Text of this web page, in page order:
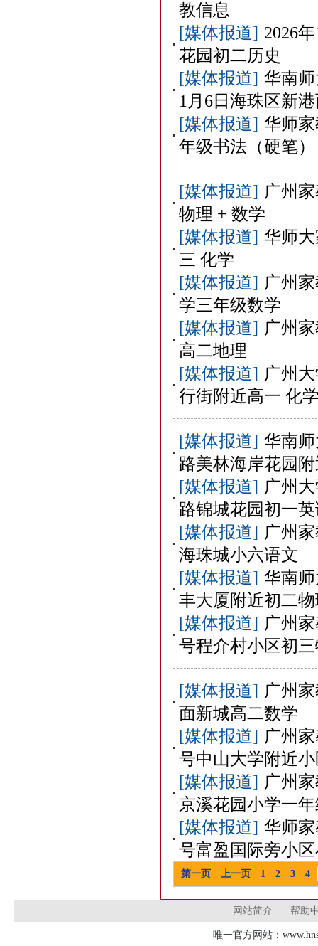
教信息
[媒体报道] 2026
花园初二历史
[媒体报道] 华南
1月6日海珠区新
[媒体报道] 华师
年级书法（硬笔）
[媒体报道] 广州
物理 + 数学
[媒体报道] 华师
三 化学
[媒体报道] 广州
学三年级数学
[媒体报道] 广州
高二地理
[媒体报道] 广州
行街附近高一 化
[媒体报道] 华南
路美林海岸花园
[媒体报道] 广州
路锦城花园初一
[媒体报道] 广州
海珠城小六语文
[媒体报道] 华南
丰大厦附近初二
[媒体报道] 广州
号程介村小区初
[媒体报道] 广州
面新城高二数学
[媒体报道] 广州
号中山大学附近
[媒体报道] 广州
京溪花园小学一
[媒体报道] 华师
号富盈国际旁小
第一页 上一页 1 2 3 4
网站简介 帮助
唯一官方网站：